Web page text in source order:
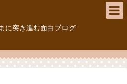
む面白ブログ